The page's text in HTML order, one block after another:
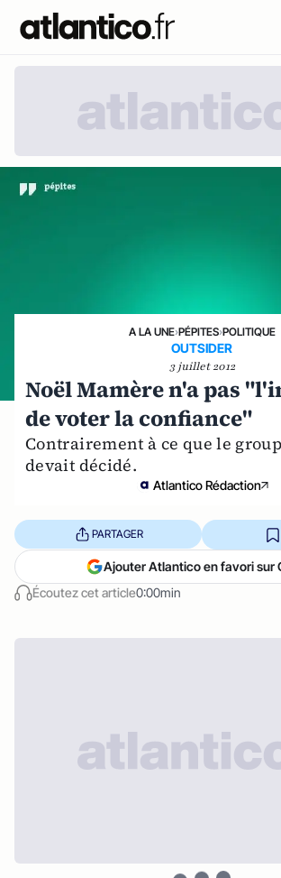
A LA UNE›PÉPITES›POLITIQUE
OUTSIDER
3 juillet 2012
Noël Mamère n'a pas
de voter la confiance"
Contrairement à ce que le
devait décidé.
Atlantico Rédaction
Écoutez cet article0:00min
PARTAGER
Ajouter Atlantico en favori sur